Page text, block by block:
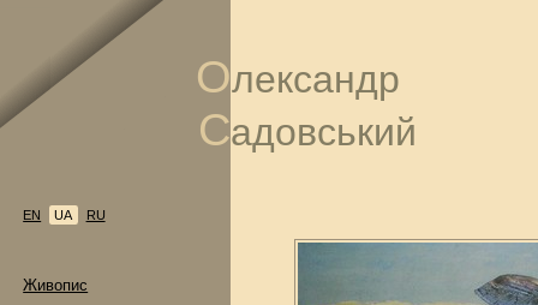
EN UA RU
Живопис
Олександр
Садовський